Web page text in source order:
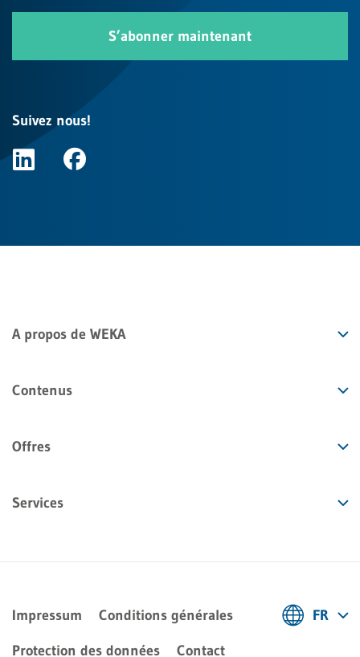
S’abonner maintenant
Suivez nous!
A propos de WEKA
Contenus
Offres
Services
Impressum
Conditions générales
Protection des données
Contact
FR